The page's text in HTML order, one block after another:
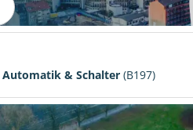
Automatik & Schalter (B197)